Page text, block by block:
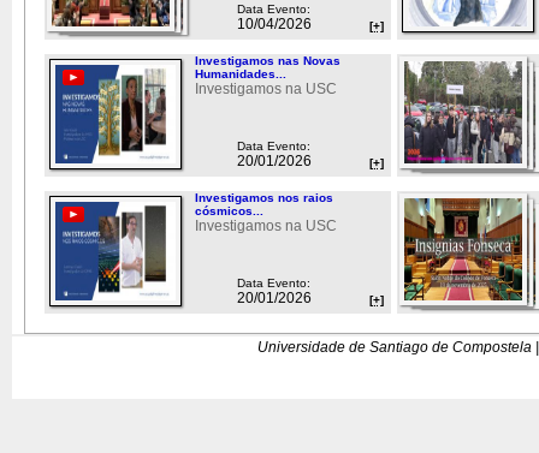
Data Evento:
10/04/2026 [+]
Investigamos nas Novas
Humanidades...
Investigamos na USC
Data Evento:
20/01/2026 [+]
Investigamos nos raios
cósmicos...
Investigamos na USC
Data Evento:
20/01/2026 [+]
Universidade de Santiago de